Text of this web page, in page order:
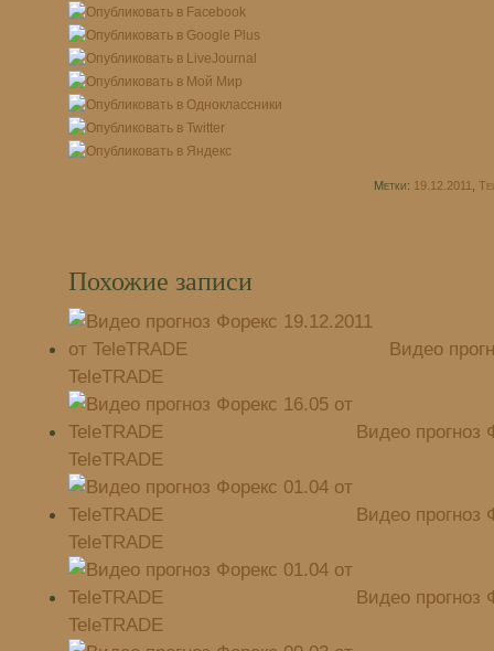
Метки: 19.12.2011
Похожие записи
Видео
TeleTRADE
Видео прогноз
TeleTRADE
Видео прогноз
TeleTRADE
Видео прогноз
TeleTRADE